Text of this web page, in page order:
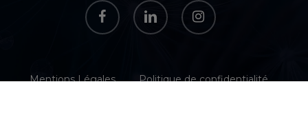
facebook linkedin instagram
Mentions Légales Politique de confidentialité